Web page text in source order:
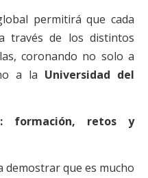
permitirá que cada
través de los distintos
coronando no solo a
a la Universidad del
formación, retos y
demostrar que es mucho